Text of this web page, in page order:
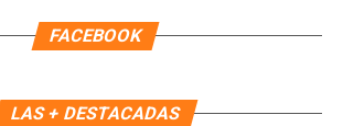
FACEBOOK
LAS + DESTACADAS